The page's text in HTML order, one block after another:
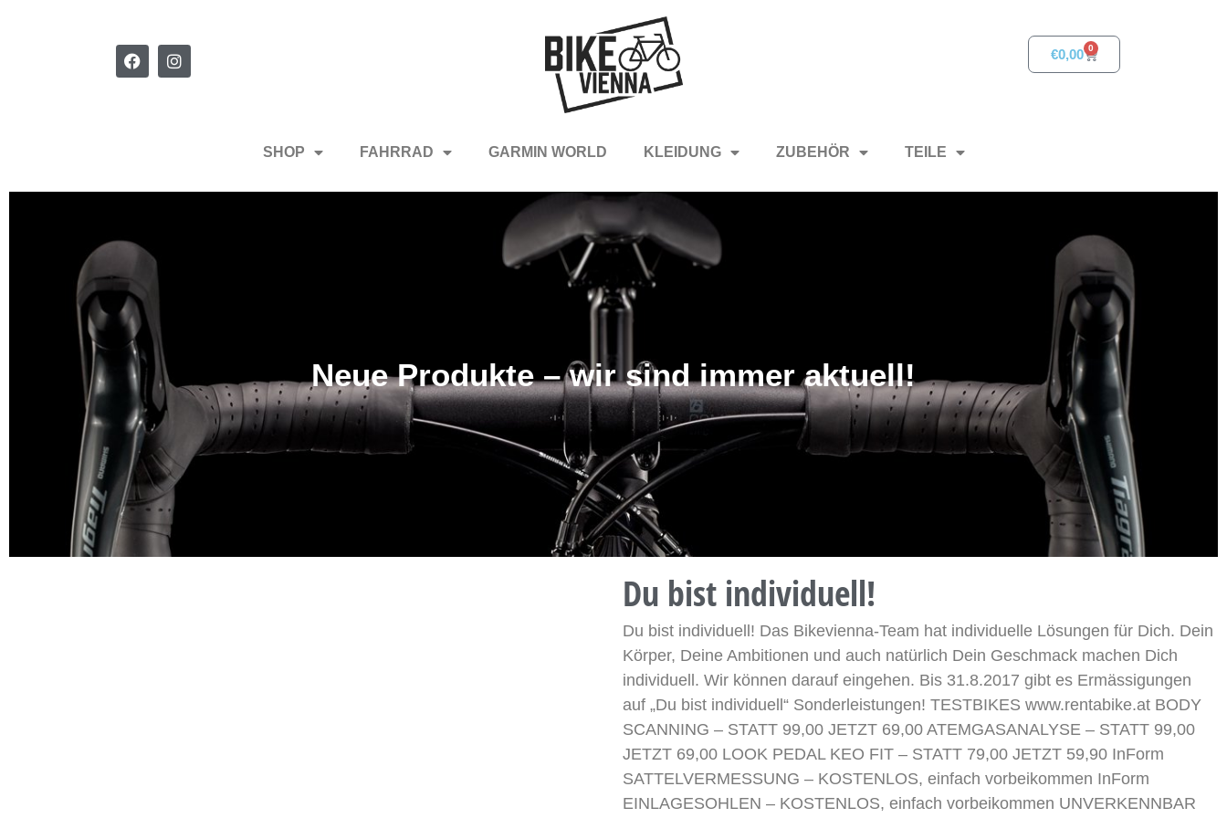
€0,00 0
SHOP FAHRRAD GARMIN WORLD KLEIDUNG ZUBEHÖR TEILE
Neue Produkte – wir sind immer aktuell!
Du bist individuell!
Du bist individuell! Das Bikevienna-Team hat individuelle Lösungen für Dich. Dein
Körper, Deine Ambitionen und auch natürlich Dein Geschmack machen Dich
individuell. Wir können darauf eingehen. Bis 31.8.2017 gibt es Ermässigungen
auf „Du bist individuell“ Sonderleistungen! TESTBIKES www.rentabike.at BODY
SCANNING – STATT 99,00 JETZT 69,00 ATEMGASANALYSE – STATT 99,00
JETZT 69,00 LOOK PEDAL KEO FIT – STATT 79,00 JETZT 59,90 InForm
SATTELVERMESSUNG – KOSTENLOS, einfach vorbeikommen InForm
EINLAGESOHLEN – KOSTENLOS, einfach vorbeikommen UNVERKENNBAR